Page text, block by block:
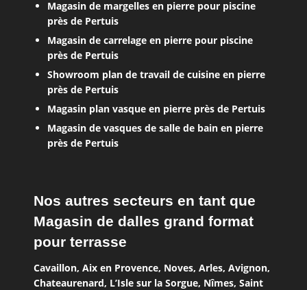
Magasin de margelles en pierre pour piscine
près de Pertuis
Magasin de carrelage en pierre pour piscine
près de Pertuis
Showroom plan de travail de cuisine en pierre
près de Pertuis
Magasin plan vasque en pierre près de Pertuis
Magasin de vasques de salle de bain en pierre
près de Pertuis
Nos autres secteurs en tant que
Magasin de dalles grand format
pour terrasse
Cavaillon, Aix en Provence, Noves, Arles, Avignon,
Chateaurenard, L’Isle sur la Sorgue, Nîmes, Saint